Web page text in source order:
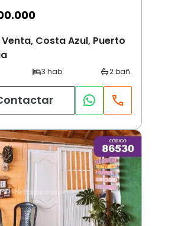
Costa Azul, Puerto